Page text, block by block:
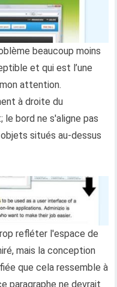
beaucoup moins
et qui est l’une
attention.
à droite du
bord ne s'aligne pas
situés au-dessus
refléter l'espace de
mais la conception
que cela ressemble à
paragraphe ne devrait